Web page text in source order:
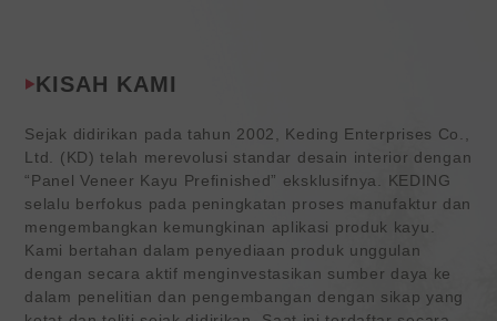
KISAH KAMI
Sejak didirikan pada tahun 2002, Keding Enterprises Co.,
Ltd. (KD) telah merevolusi standar desain interior dengan
“Panel Veneer Kayu Prefinished” eksklusifnya. KEDING
selalu berfokus pada peningkatan proses manufaktur dan
mengembangkan kemungkinan aplikasi produk kayu.
Kami bertahan dalam penyediaan produk unggulan
dengan secara aktif menginvestasikan sumber daya ke
dalam penelitian dan pengembangan dengan sikap yang